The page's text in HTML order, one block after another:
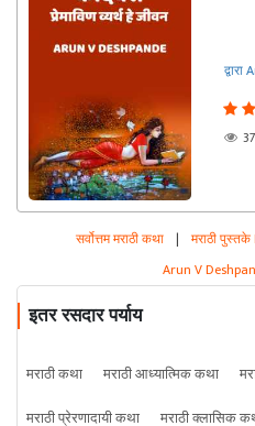
सर्वोत्तम मराठी कथा | मराठी पुस्तके
Arun V
इतर रसदार पर्याय
मराठी कथा मराठी आध्यात्मिक कथा
मराठी प्रेरणादायी कथा
मराठी क्लासिक